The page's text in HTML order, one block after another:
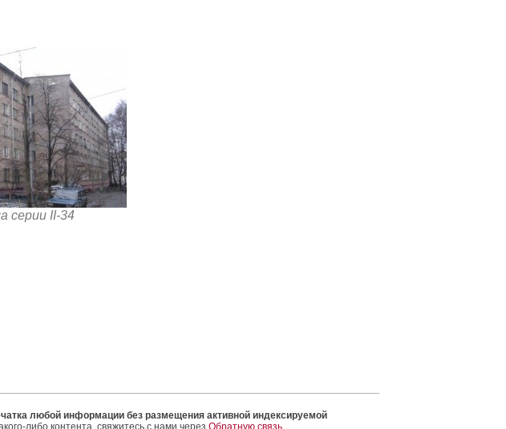
серии II-34
любой информации без размещения активной индексируемой
либо контента, свяжитесь с нами через Обратную связь.